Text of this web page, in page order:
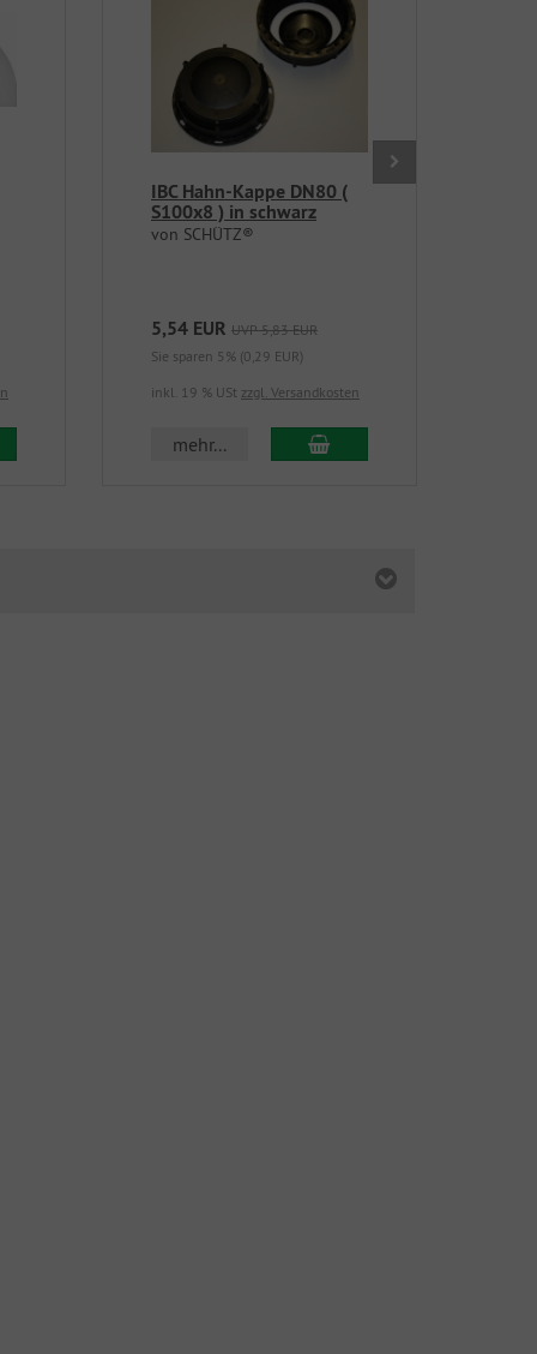
Warenkorb
IBC Hahn-Kappe DN80 (
S100x8 ) in schwarz
von SCHÜTZ®
5,54 EUR UVP 5,83 EUR
Sie sparen 5% (0,29 EUR)
inkl. 19 % USt zzgl. Versandkosten
mehr... In den Warenkorb